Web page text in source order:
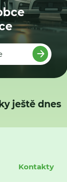
ještě dnes
Kontakty